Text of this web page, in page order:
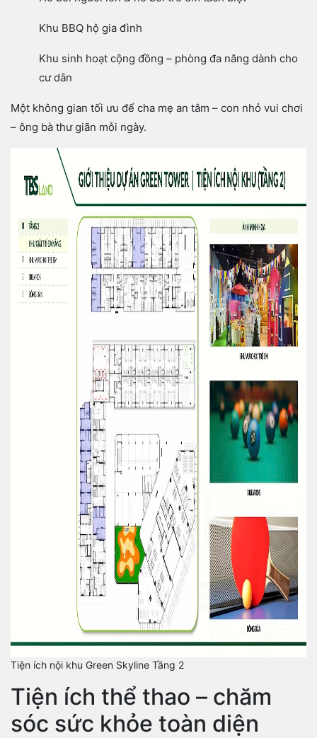
Khu BBQ hộ gia đình
Khu sinh hoạt cộng đồng – phòng đa năng dành cho
cư dân
Một không gian tối ưu để cha mẹ an tâm – con nhỏ vui chơi
– ông bà thư giãn mỗi ngày.
Tiện ích nội khu Green Skyline Tầng 2
Tiện ích thể thao – chăm
sóc sức khỏe toàn diện